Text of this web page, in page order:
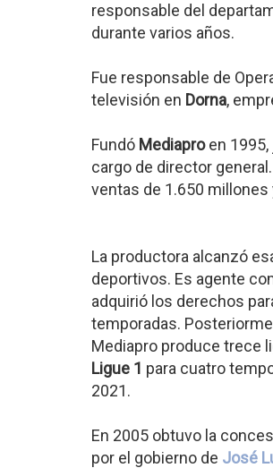
responsable del
durante varios años.
Fue responsable de
televisión en Dorna,
Fundó Mediaproen 1995,
cargo de director
ventas de 1.650
La productora alcanzó
deportivos. Es agente
adquirió los derechos
temporadas.
Mediapro produce trece
Ligue 1 para cuatro
2021.
En 2005 obtuvo la
por el gobierno de José